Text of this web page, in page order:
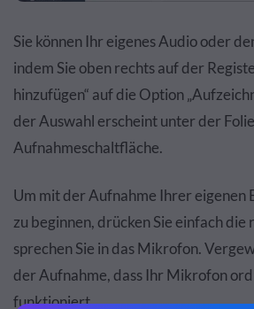
Sie können Ihr eigenes Audio oder
indem Sie oben rechts auf der
hinzufügen“ auf die Option
der Auswahl erscheint unter der
Aufnahmeschaltfläche.
Um mit der Aufnahme Ihrer eigenen
zu beginnen, drücken Sie einfach die
sprechen Sie in das Mikrofon.
der Aufnahme, dass Ihr Mikrofon
funktioniert.